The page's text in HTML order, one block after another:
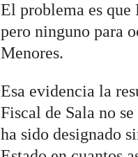
El problema es que
pero ninguno para
Menores.
Esa evidencia la
Fiscal de Sala no
ha sido designado